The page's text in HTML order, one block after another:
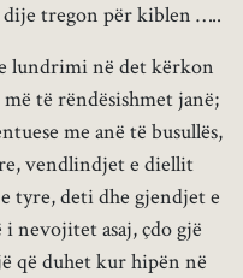
dije tregon për kiblen …..
lundrimi në det kërkon
të rëndësishmet janë;
me anë të busullës,
vendlindjet e diellit
tyre, deti dhe gjendjet e
nevojitet asaj, çdo gjë
që duhet kur hipën në